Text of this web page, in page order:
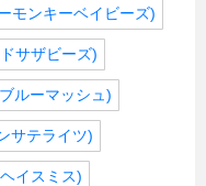
モンキーベイビーズ)
サザビーズ)
ルーマッシュ)
サテライツ)
イスミス)